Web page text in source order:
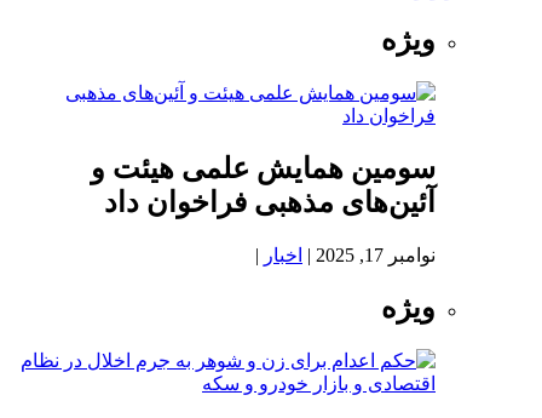
ویژه
سومین همایش علمی هیئت و
آئین‌های مذهبی فراخوان داد
نوامبر 17, 2025 | اخبار |
ویژه